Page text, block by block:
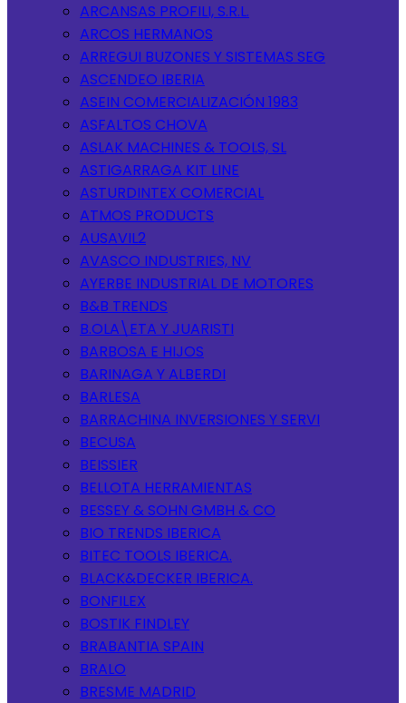
ARCANSAS PROFILI, S.R.L.
ARCOS HERMANOS
ARREGUI BUZONES Y SISTEMAS SEG
ASCENDEO IBERIA
ASEIN COMERCIALIZACIÓN 1983
ASFALTOS CHOVA
ASLAK MACHINES & TOOLS, SL
ASTIGARRAGA KIT LINE
ASTURDINTEX COMERCIAL
ATMOS PRODUCTS
AUSAVIL2
AVASCO INDUSTRIES, NV
AYERBE INDUSTRIAL DE MOTORES
B&B TRENDS
B.OLA\ETA Y JUARISTI
BARBOSA E HIJOS
BARINAGA Y ALBERDI
BARLESA
BARRACHINA INVERSIONES Y SERVI
BECUSA
BEISSIER
BELLOTA HERRAMIENTAS
BESSEY & SOHN GMBH & CO
BIO TRENDS IBERICA
BITEC TOOLS IBERICA.
BLACK&DECKER IBERICA.
BONFILEX
BOSTIK FINDLEY
BRABANTIA SPAIN
BRALO
BRESME MADRID